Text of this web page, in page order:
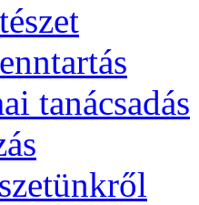
tanácsadás